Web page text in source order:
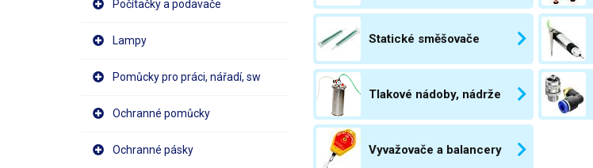
Počítačky a podavače
Lampy
Pomůcky pro práci, nářadí, sw
Ochranné pomůcky
Ochranné pásky
Statické směšovače
Tlakové nádoby, nádrže
Vyvažovače a balancery